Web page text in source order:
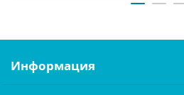
Информация